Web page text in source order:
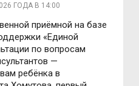
ГОДА В 14:00
приёмной на базе
«Единой
по вопросам
—
ребёнка в